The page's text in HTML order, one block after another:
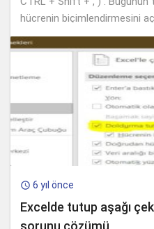
hücrenin biçimlendirmesini
 6 yıl önce
Excelde tutup aşağı
sorunu çözümü